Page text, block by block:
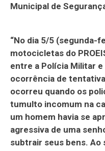
Municipal de
“No dia 5/5 (segunda-
motocicletas do
entre a Polícia Militar
ocorrência de
ocorreu quando os
tumulto incomum na
um homem havia se
agressiva de uma
subtrair seus bens. Ao